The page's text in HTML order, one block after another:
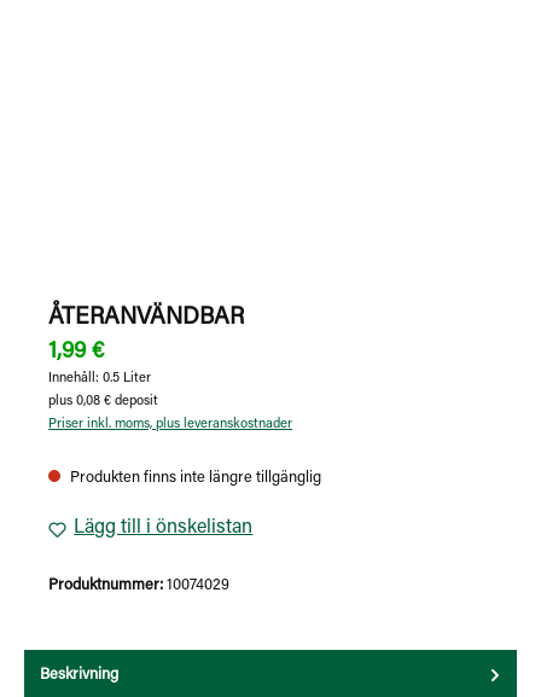
ÅTERANVÄNDBAR
1,99 €
Innehåll: 0.5 Liter
plus 0,08 € deposit
Priser inkl. moms, plus leveranskostnader
Produkten finns inte längre tillgänglig
Lägg till i önskelistan
Produktnummer: 10074029
Beskrivning